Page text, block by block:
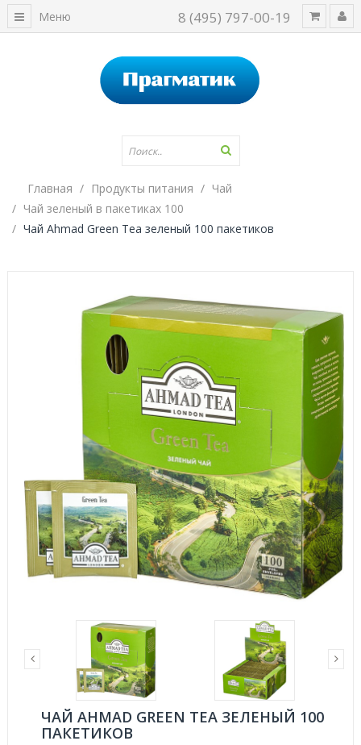
8 (495) 797-00-19
Меню
Главная Продукты питания
Чай
Чай зеленый в пакетиках 100
Чай Ahmad Green Tea зеленый 100 пакетиков
ЧАЙ AHMAD GREEN TEA ЗЕЛЕНЫЙ 100
ПАКЕТИКОВ